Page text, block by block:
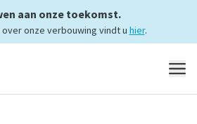
aan onze toekomst.
onze verbouwing vindt u hier.
MENU